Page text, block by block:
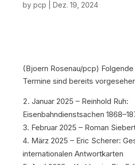
by pcp Dez. 19, 2024
(Bjoern Rosenau/pcp)
Termine sind bereits
Januar 2025 – Reinhold Ruh:
Eisenbahndienstsachen
Februar 2025 – Roman
März 2025 – Eric Scherer:
internationalen Antwortkarten